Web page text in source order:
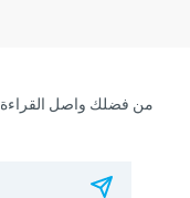
من فضلك واصل